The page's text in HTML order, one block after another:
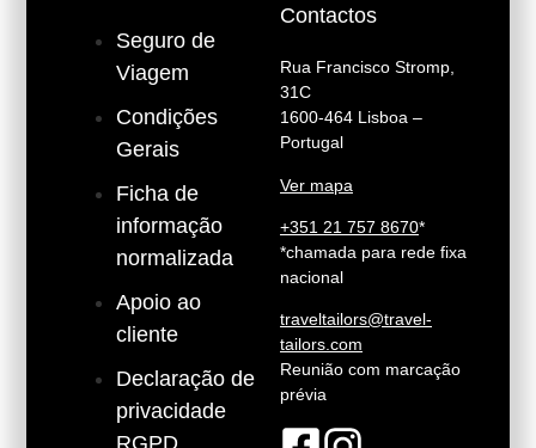
Seguro de
Viagem
Condições
Gerais
Ficha de
informação
normalizada
Apoio ao
cliente
Declaração de
privacidade
Contactos
Rua Francisco Stromp,
31C
1600-464 Lisboa –
Portugal
Ver mapa
+351 21 757 8670*
*chamada para rede fixa
nacional
traveltailors@travel-
tailors.com
Reunião com marcação
prévia